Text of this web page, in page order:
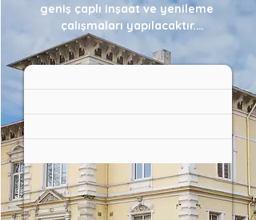
geniş çaplı inşaat ve yenileme
çalışmaları yapılacaktır.
Bu çalışmalar yüksek maliyetlidir ve
tamamen bağışlar ile destekçi ve
karşılanmaktadır.
büyük bir kısmı planlanmış
durumdadır. Hedefimiz, tüm
çalışmaları 2026 yaz ayları
başlamadan önce tamamlamaktır.